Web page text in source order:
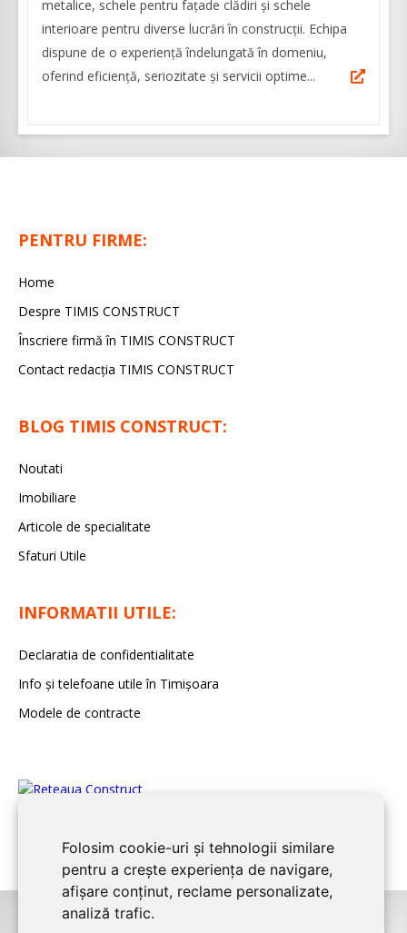
Folosim cookie-uri și tehnologii similare
pentru a crește experiența de navigare,
afișare conținut, reclame personalizate,
analiză trafic.
metalice, schele pentru fațade clădiri și schele
interioare pentru diverse lucrări în construcții. Echipa
dispune de o experiență îndelungată în domeniu,
oferind eficiență, seriozitate și servicii optime...
PENTRU FIRME:
Home
Despre TIMIS CONSTRUCT
Înscriere firmă în TIMIS CONSTRUCT
Contact redacția TIMIS CONSTRUCT
BLOG TIMIS CONSTRUCT:
Noutati
Imobiliare
Articole de specialitate
Sfaturi Utile
INFORMATII UTILE:
Declaratia de confidentialitate
Info și telefoane utile în Timișoara
Modele de contracte